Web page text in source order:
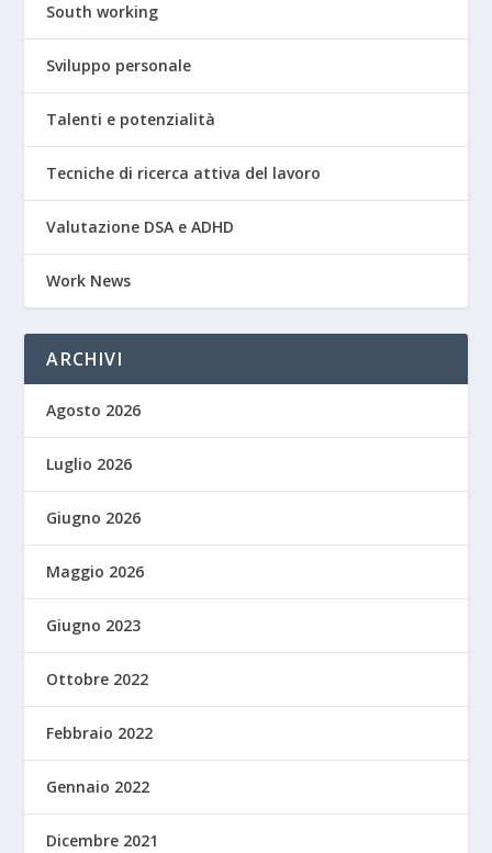
South working
Sviluppo personale
Talenti e potenzialità
Tecniche di ricerca attiva del lavoro
Valutazione DSA e ADHD
Work News
ARCHIVI
Agosto 2026
Luglio 2026
Giugno 2026
Maggio 2026
Giugno 2023
Ottobre 2022
Febbraio 2022
Gennaio 2022
Dicembre 2021